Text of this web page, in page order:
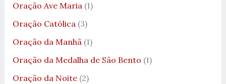
Oração Ave Maria(1)
Oração Católica(3)
Oração da Manhã(1)
Oração da Medalha de São Bento (1)
Oração da Noite(2)